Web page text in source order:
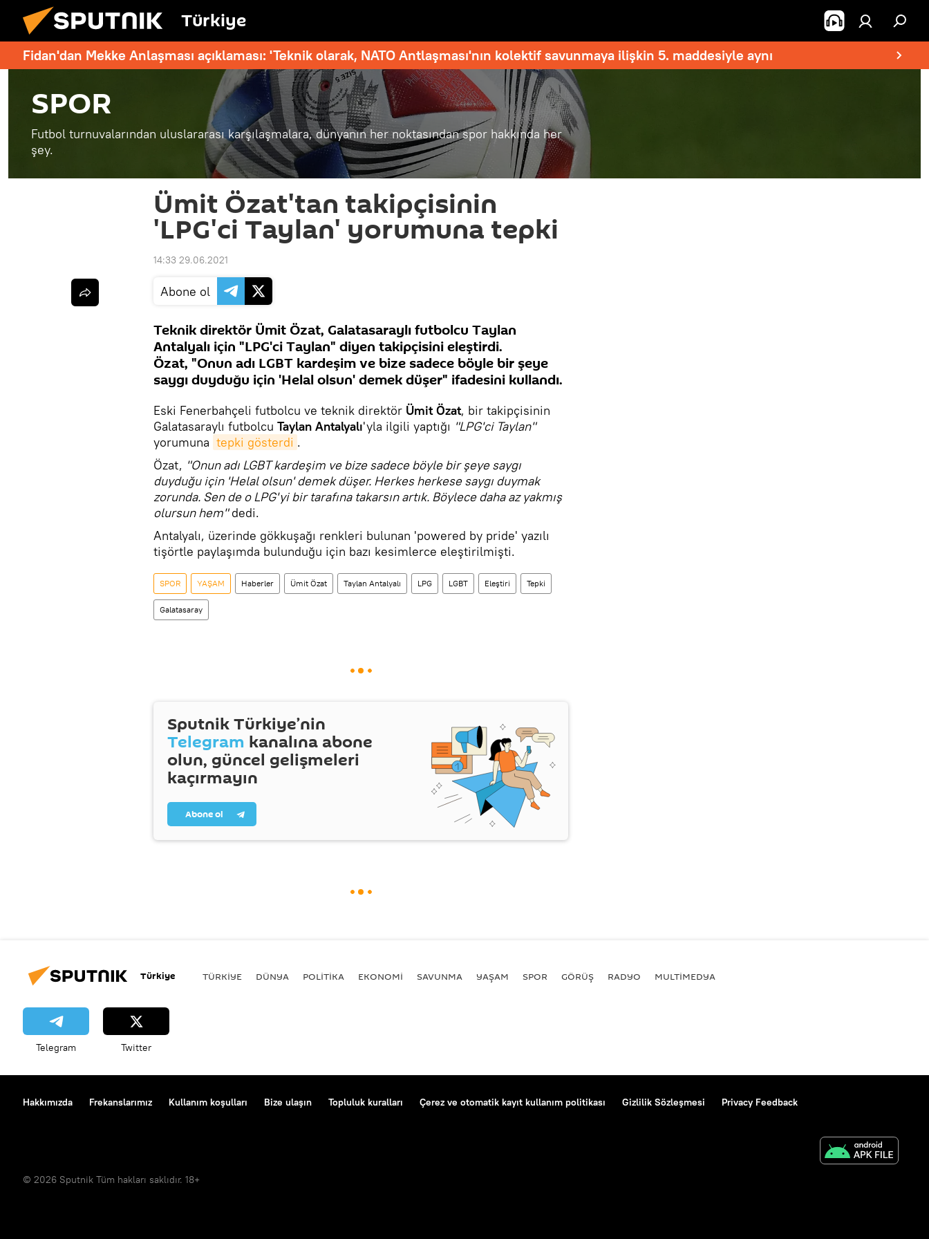
Türkiye
Fidan'dan Mekke Anlaşması açıklaması: 'Teknik olarak, NATO Antlaşması'nın kolektif savunmaya ilişkin 5. maddesiyle aynı
SPOR
Futbol turnuvalarından uluslararası karşılaşmalara, dünyanın her noktasından spor hakkında her
şey.
Ümit Özat'tan takipçisinin
'LPG'ci Taylan' yorumuna tepki
14:33 29.06.2021
Abone ol
Teknik direktör Ümit Özat, Galatasaraylı futbolcu Taylan
Antalyalı için "LPG'ci Taylan" diyen takipçisini eleştirdi.
Özat, "Onun adı LGBT kardeşim ve bize sadece böyle bir şeye
saygı duyduğu için 'Helal olsun' demek düşer" ifadesini kullandı.
Eski Fenerbahçeli futbolcu ve teknik direktör Ümit Özat, bir takipçisinin
Galatasaraylı futbolcu Taylan Antalyalı'yla ilgili yaptığı "LPG'ci Taylan"
yorumuna tepki gösterdi .
Özat, "Onun adı LGBT kardeşim ve bize sadece böyle bir şeye saygı
duyduğu için 'Helal olsun' demek düşer. Herkes herkese saygı duymak
zorunda. Sen de o LPG'yi bir tarafına takarsın artık. Böylece daha az yakmış
olursun hem"dedi.
​Antalyalı, üzerinde gökkuşağı renkleri bulunan 'powered by pride' yazılı
tişörtle paylaşımda bulunduğu için bazı kesimlerce eleştirilmişti.
SPOR YAŞAM Haberler Ümit Özat Taylan Antalyalı LPG LGBT Eleştiri Tepki
Galatasaray
Sputnik Türkiye’nin
Telegram kanalına abone
olun, güncel gelişmeleri
kaçırmayın
Abone ol
Türkiye TÜRKIYE DÜNYA POLİTİKA EKONOMİ SAVUNMA YAŞAM SPOR GÖRÜŞ RADYO MULTİMEDYA
Telegram Twitter
Hakkımızda Frekanslarımız Kullanım koşulları Bize ulaşın Topluluk kuralları Çerez ve otomatik kayıt kullanım politikası Gizlilik Sözleşmesi Privacy Feedback
© 2026 Sputnik Tüm hakları saklıdır. 18+